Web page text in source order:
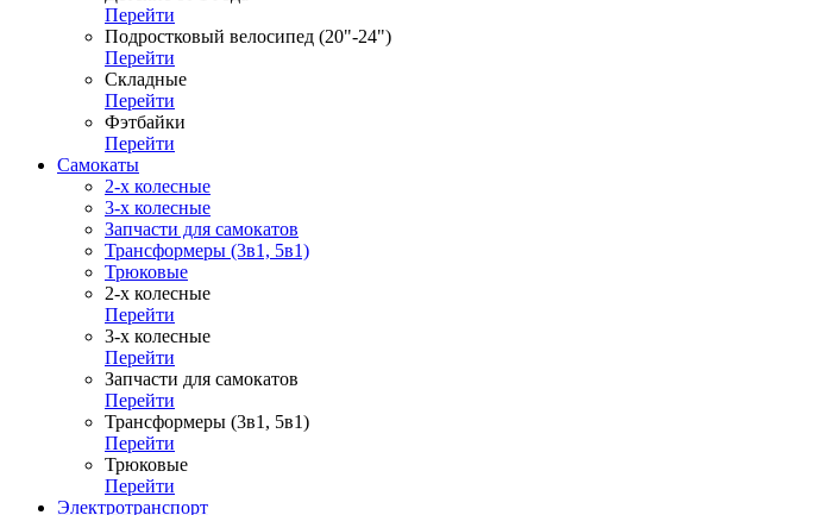
Перейти
Подростковый велосипед (20"-24")
Перейти
Складные
Перейти
Фэтбайки
Перейти
Самокаты
2-х колесные
3-х колесные
Запчасти для самокатов
Трансформеры (3в1, 5в1)
Трюковые
2-х колесные
Перейти
3-х колесные
Перейти
Запчасти для самокатов
Перейти
Трансформеры (3в1, 5в1)
Перейти
Трюковые
Перейти
Электротранспорт